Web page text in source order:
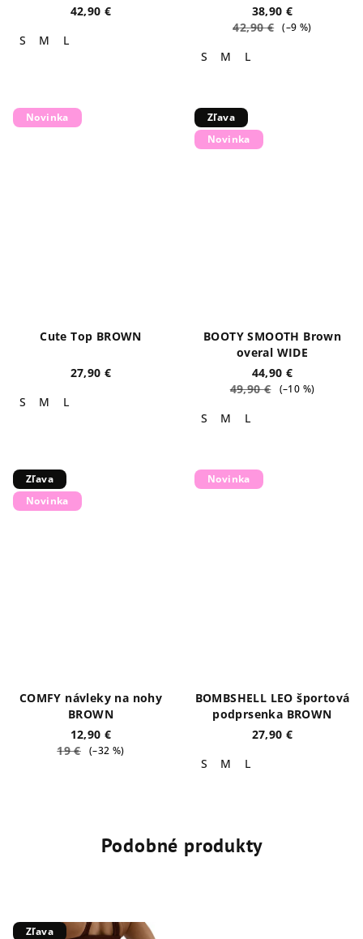
42,90 €
S
M L
38,90 €
42,90 € (–9 %)
S M L
Novinka
Cute Top BROWN
27,90 €
S
M L
Zľava
Novinka
BOOTY SMOOTH Brown
overal WIDE
44,90 €
49,90 €
(–10 %)
S M L
Zľava
Novinka
COMFY návleky na nohy
BROWN
12,90 €
19 € (–32 %)
Novinka
BOMBSHELL LEO športová
podprsenka BROWN
27,90 €
S
M L
Podobné produkty
Zľava